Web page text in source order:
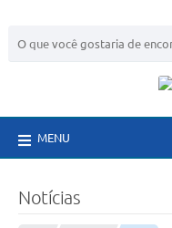
MENU
Notícias